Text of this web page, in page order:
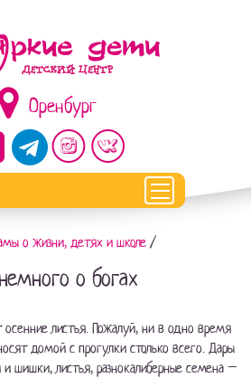
Оренбург
о жизни, детях и школе /
о богах
осенние листья. Пожалуй, ни в одно время
домой с прогулки столько всего. Дары
шишки, листья, разнокалиберные семена –